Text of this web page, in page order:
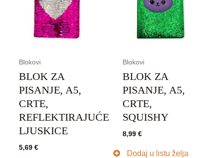
Blokovi
BLOK ZA
PISANJE, A5,
CRTE,
REFLEKTIRAJUĆE
LJUSKICE
5,69€
Blokovi
BLOK ZA
PISANJE, A5,
CRTE,
SQUISHY
8,99€
Dodaj u listu želja